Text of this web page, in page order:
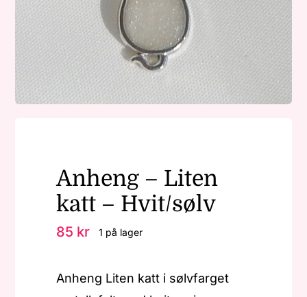
Nøkkelringer
Julepynt
Anheng – Liten
katt – Hvit/sølv
85 kr 1 på lager
Anheng Liten katt i sølvfarget